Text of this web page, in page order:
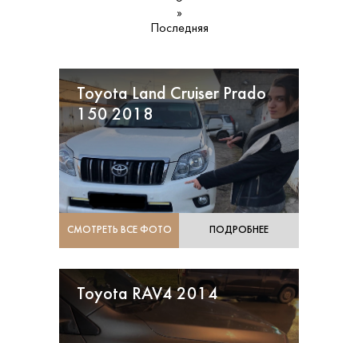
»
Последняя
Toyota Land Cruiser Prado
150 2018
СМОТРЕТЬ ВСЕ ФОТО ПОДРОБНЕЕ
Toyota RAV4 2014